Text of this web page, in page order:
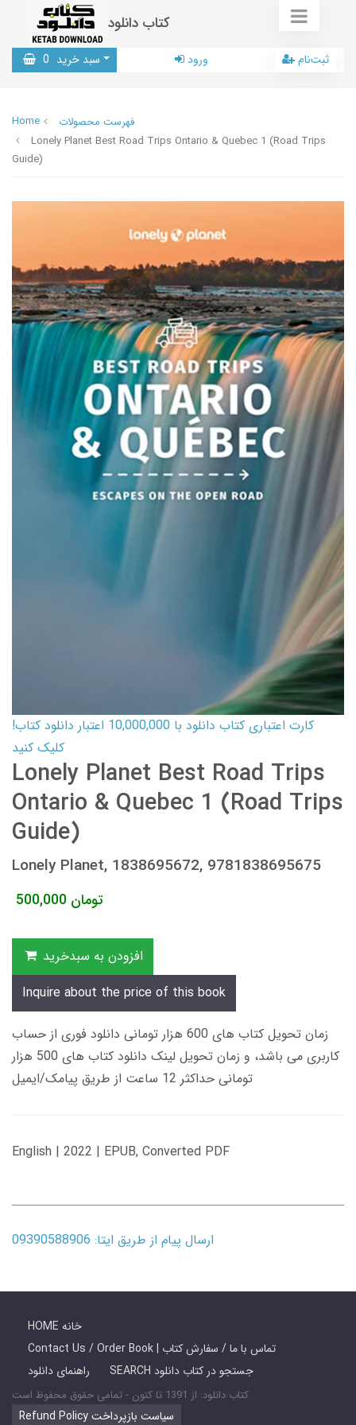
کتاب دانلود
سبد خرید 0 ورود ثبت‌نام
Home
فهرست محصولات
Lonely Planet Best Road Trips Ontario & Quebec 1 (Road Trips
Guide)
کارت اعتباری کتاب دانلود با 10,000,000 اعتبار دانلود کتاب!
کلیک کنید
Lonely Planet Best Road Trips
Ontario & Quebec 1 (Road Trips
Guide)
Lonely Planet, 1838695672, 9781838695675
500,000 تومان
افزودن به سبدخرید
Inquire about the price of this book
زمان تحویل کتاب های 600 هزار تومانی دانلود فوری از حساب
کاربری می باشد، و زمان تحویل لینک دانلود کتاب های 500 هزار
تومانی حداکثر 12 ساعت از طریق پیامک/ایمیل
English | 2022 | EPUB, Converted PDF
ارسال پیام از طریق ایتا: 09390588906
HOME خانه
Contact Us / Order Book | تماس با ما / سفارش کتاب
راهنمای دانلود
SEARCH جستجو در کتاب دانلود
کتاب دانلود: از 1391 تا کنون - تمامی حقوق محفوظ است
Refund Policy سیاست بازپرداخت